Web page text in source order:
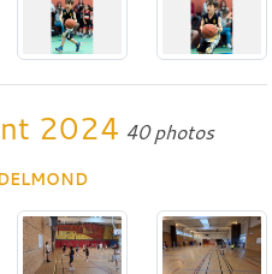
2024 40 photos